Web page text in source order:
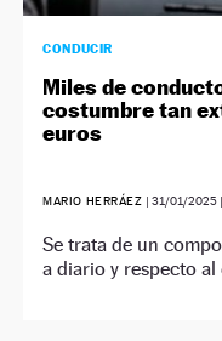
CONDUCIR
Miles de
costumbre tan
euros
MARIO HERRÁEZ | 31/01/2025|
Se trata de un
a diario y respecto al